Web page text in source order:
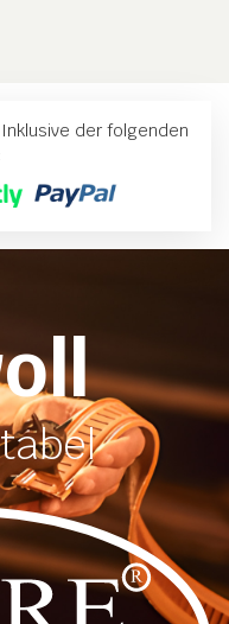
Inklusive der folgenden